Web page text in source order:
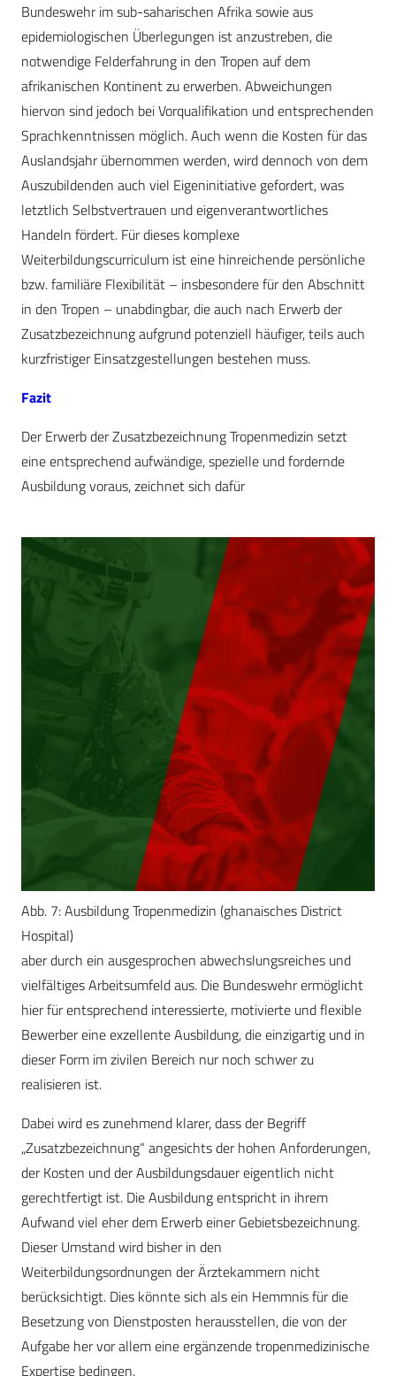
Bundeswehr im sub-saharischen Afrika sowie aus
epidemiologischen Überlegungen ist anzustreben, die
notwendige Felderfahrung in den Tropen auf dem
afrikanischen Kontinent zu erwerben. Abweichungen
hiervon sind jedoch bei Vorqualifikation und entsprechenden
Sprachkenntnissen möglich. Auch wenn die Kosten für das
Auslandsjahr übernommen werden, wird dennoch von dem
Auszubildenden auch viel Eigeninitiative gefordert, was
letztlich Selbstvertrauen und eigenverantwortliches
Handeln fördert. Für dieses komplexe
Weiterbildungscurriculum ist eine hinreichende persönliche
bzw. familiäre Flexibilität – insbesondere für den Abschnitt
in den Tropen – unabdingbar, die auch nach Erwerb der
Zusatzbezeichnung aufgrund potenziell häufiger, teils auch
kurzfristiger Einsatzgestellungen bestehen muss.
Fazit
Der Erwerb der Zusatzbezeichnung Tropenmedizin setzt
eine entsprechend aufwändige, spezielle und fordernde
Ausbildung voraus, zeichnet sich dafür
Abb. 7: Ausbildung Tropenmedizin (ghanaisches District
Hospital)
aber durch ein ausgesprochen abwechslungsreiches und
vielfältiges Arbeitsumfeld aus. Die Bundeswehr ermöglicht
hier für entsprechend interessierte, motivierte und flexible
Bewerber eine exzellente Ausbildung, die einzigartig und in
dieser Form im zivilen Bereich nur noch schwer zu
realisieren ist.
Dabei wird es zunehmend klarer, dass der Begriff
„Zusatzbezeichnung“ angesichts der hohen Anforderungen,
der Kosten und der Ausbildungsdauer eigentlich nicht
gerechtfertigt ist. Die Ausbildung entspricht in ihrem
Aufwand viel eher dem Erwerb einer Gebietsbezeichnung.
Dieser Umstand wird bisher in den
Weiterbildungsordnungen der Ärztekammern nicht
berücksichtigt. Dies könnte sich als ein Hemmnis für die
Besetzung von Dienstposten herausstellen, die von der
Aufgabe her vor allem eine ergänzende tropenmedizinische
Expertise bedingen.